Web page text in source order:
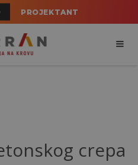
PROJEKTANT
crepa